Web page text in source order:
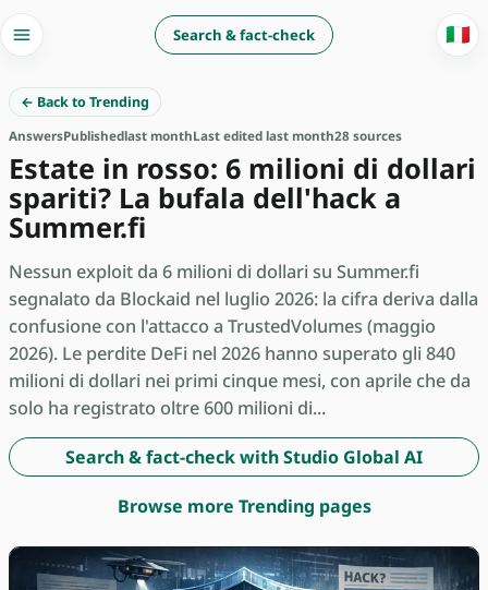
Search & fact-check 🇮🇹
← Back to Trending
AnswersPublishedlast monthLast edited last month28 sources
Estate in rosso: 6 milioni di dollari
spariti? La bufala dell'hack a
Summer.fi
Nessun exploit da 6 milioni di dollari su Summer.fi
segnalato da Blockaid nel luglio 2026: la cifra deriva dalla
confusione con l'attacco a TrustedVolumes (maggio
2026). Le perdite DeFi nel 2026 hanno superato gli 840
milioni di dollari nei primi cinque mesi, con aprile che da
solo ha registrato oltre 600 milioni di...
Search & fact-check with Studio Global AI
Browse more Trending pages